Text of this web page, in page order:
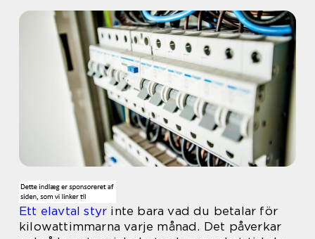
Ett elavtal styr inte bara vad du betalar för
kilowattimmarna varje månad. Det påverkar